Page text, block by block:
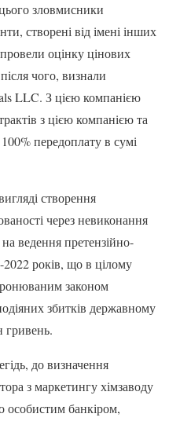
зловмисники
створені від імені інших
оцінку цінових
чого, визнали
LLC. З цією компанією
з цією компанією та
передоплату в сумі
створення
через невиконання
ведення претензійно-
2022 років, що в цілому
законом
збитків державному
гривень.
до визначення
з маркетингу хімзаводу
особистим банкіром,